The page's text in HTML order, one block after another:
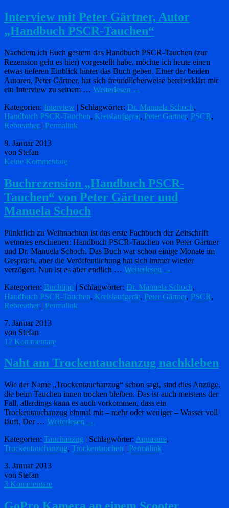
Interview mit Peter Gärtner, Autor
„Handbuch PSCR-Tauchen“
Nachdem ich Euch gestern das Handbuch PSCR-Tauchen (zur
Rezension geht es hier) vorgestellt habe, möchte ich heute einen
etwas tieferen Einblick hinter das Buch geben. Einer der beiden
Autoren, Peter Gärtner, hat sich freundlicherweise bereiterklärt mir
ein Interview zu seinem … Weiterlesen →
Kategorien: Interview | Schlagwörter: Dr. Manuela Schoch,
Handbuch PSCR-Tauchen, Kreislaufgerät, Peter Gärtner, PSCR,
Rebreather | Permalink
8. Januar 2013
von Stefan
Keine Kommentare
Buchrezension „Handbuch PSCR-
Tauchen“ von Peter Gärtner und
Manuela Schoch
Pünktlich zu Weihnachten ist das erste Fachbuch der Zeitschrift
wetnotes erschienen: Handbuch PSCR-Tauchen von Peter Gärtner
und Dr. Manuela Schoch. Das Buch war schon einige Monate im
Gespräch, aber die Veröffentlichung hat sich immer wieder
verzögert. Nun ist es aber endlich … Weiterlesen →
Kategorien: Buchtipp | Schlagwörter: Dr. Manuela Schoch,
Handbuch PSCR-Tauchen, Kreislaufgerät, Peter Gärtner, PSCR,
Rebreather | Permalink
7. Januar 2013
von Stefan
12 Kommentare
Naht am Trockentauchanzug nachkleben
Wie der Name „Trockentauchanzug“ schon sagt, sind dies Anzüge,
die beim Tauchen innen trocken bleiben. Das ist auch meistens der
Fall, allerdings kann es auch vorkommen, dass ein
Trockentauchanzug einmal mit – mehr oder weniger – Wasser voll
läuft. Der … Weiterlesen →
Kategorien: Tauchanzug | Schlagwörter: Aquasure,
Trockentauchanzug, Trockentauchen | Permalink
3. Januar 2013
von Stefan
3 Kommentare